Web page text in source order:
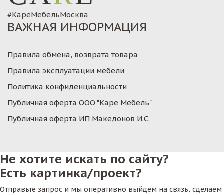
#КареМебельМосква
ВАЖНАЯ ИНФОРМАЦИЯ
Правила обмена, возврата товара
Правила эксплуатации мебели
Политика конфиденциальности
Публичная оферта ООО "Каре Мебель"
Публичная оферта ИП Македонов И.С.
Не хотите искать по сайту?
Есть картинка/проект?
Отправьте запрос и мы оперативно выйдем на связь, сделаем